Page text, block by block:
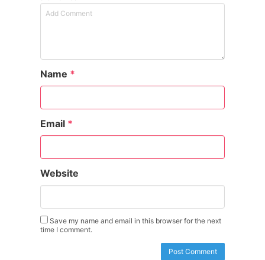
Name *
Email *
Website
Save my name and email in this browser for the next
time I comment.